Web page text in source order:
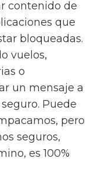
contenido de
que
bloqueadas.
vuelos,
o
un mensaje a
Puede
pero
seguros,
es 100%